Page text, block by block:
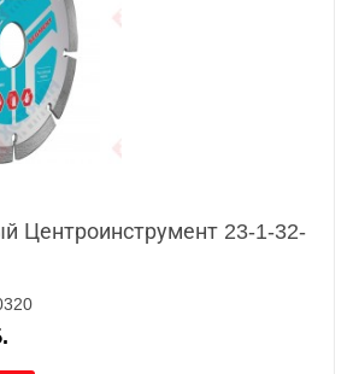
Центроинструмент 23-1-32-